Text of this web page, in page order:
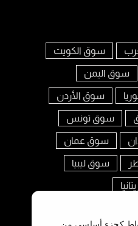
سوق الكويت
سوق اليمن
سوق الأردن
سوق تونس
سوق عمان
سوق ليبيا
كجزء أساسي من